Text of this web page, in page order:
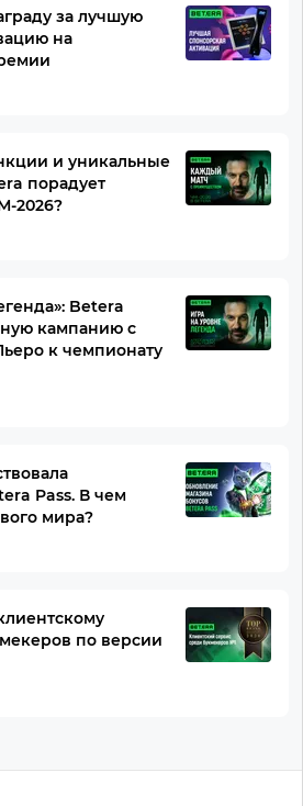
за лучшую
на
и уникальные
порадует
2026?
Betera
кампанию с
к чемпионату
Pass. В чем
мира?
по версии